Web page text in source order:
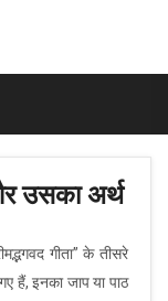
उसका अर्थ
गीता” के तीसरे
हैं, इनका जाप या पाठ